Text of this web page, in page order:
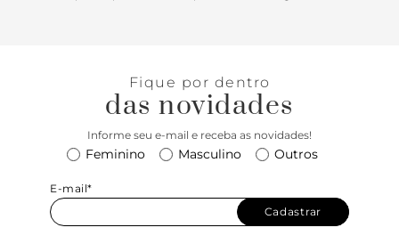
Fique por dentro
das novidades
Informe seu e-mail e receba as novidades!
Feminino Masculino Outros
E-mail*
Cadastrar